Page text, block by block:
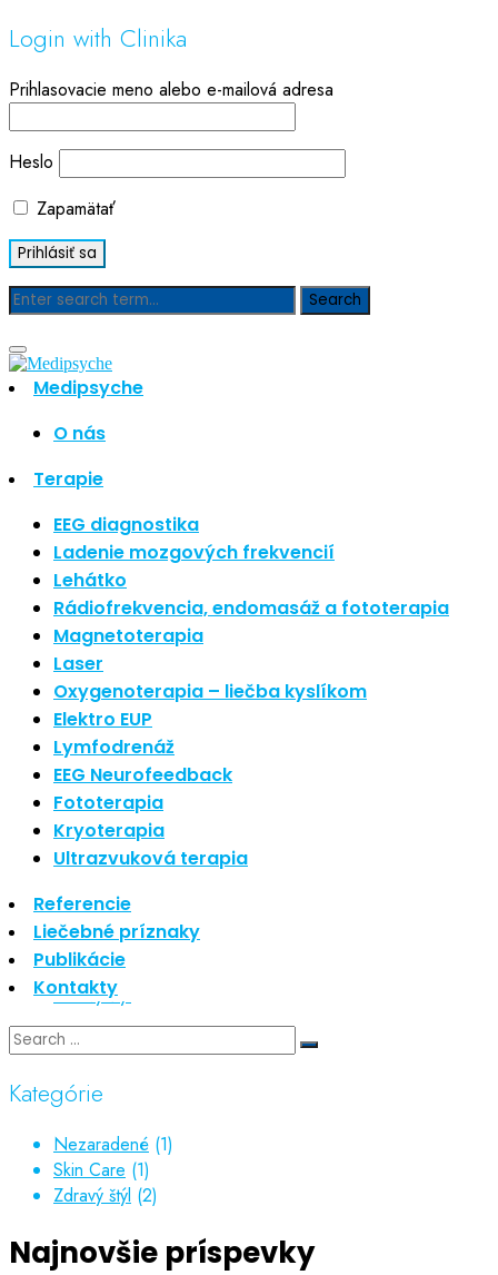
Login with Clinika
Prihlasovacie meno alebo e-mailová adresa
Heslo
Zapamätať
Medipsyche
O nás
Terapie
EEG diagnostika
Ladenie mozgových frekvencií
Lehátko
Rádiofrekvencia, endomasáž a fototerapia
Magnetoterapia
Laser
Oxygenoterapia – liečba kyslíkom
Elektro EUP
Lymfodrenáž
EEG Neurofeedback
Fototerapia
Kryoterapia
Ultrazvuková terapia
Referencie
Liečebné príznaky
Publikácie
Kontakty
Blog
Hľadať
Najnovšie články
Nové polarizované svetlo
So psoriázou netreba žiť
Rozšírenie služieb
Hudba a vývoj mozgu
Najnovšie komentáre
Žiadne komentáre na zobrazenie.
Archív
september 2021
apríl 2021
august 2020
Kategórie
Nezaradené
Skin Care
Zdravý štýl
Kategórie
Nezaradené (1)
Skin Care (1)
Zdravý štýl (2)
Najnovšie príspevky